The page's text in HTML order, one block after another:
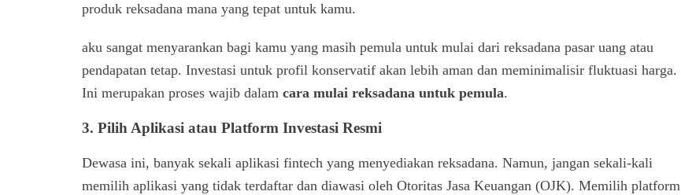
produk reksadana mana yang tepat untuk kamu.
aku sangat menyarankan bagi kamu yang masih pemula untuk mulai dari reksadana pasar uang atau
pendapatan tetap. Investasi untuk profil konservatif akan lebih aman dan meminimalisir fluktuasi harga.
Ini merupakan proses wajib dalam cara mulai reksadana untuk pemula.
3. Pilih Aplikasi atau Platform Investasi Resmi
Dewasa ini, banyak sekali aplikasi fintech yang menyediakan reksadana. Namun, jangan sekali-kali
memilih aplikasi yang tidak terdaftar dan diawasi oleh Otoritas Jasa Keuangan (OJK). Memilih platform